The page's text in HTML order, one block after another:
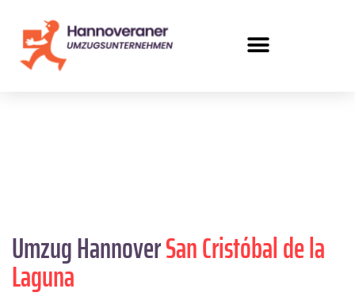
Umzug HannoverSan Cristóbal de la
Laguna